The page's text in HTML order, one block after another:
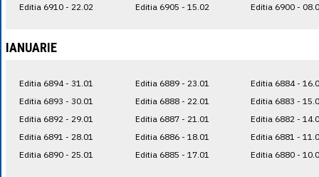
Editia 6910 - 22.02
Editia 6905 - 15.02
Editia 6900 -
IANUARIE
Editia 6894 - 31.01
Editia 6893 - 30.01
Editia 6892 - 29.01
Editia 6891 - 28.01
Editia 6890 - 25.01
Editia 6889 - 23.01
Editia 6888 - 22.01
Editia 6887 - 21.01
Editia 6886 - 18.01
Editia 6885 - 17.01
Editia 6884 -
Editia 6883 -
Editia 6882 -
Editia 6881 -
Editia 6880 -